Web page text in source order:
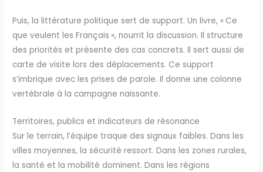
Puis, la littérature politique sert de support. Un livre, « Ce
que veulent les Français », nourrit la discussion. Il structure
des priorités et présente des cas concrets. Il sert aussi de
carte de visite lors des déplacements. Ce support
s’imbrique avec les prises de parole. Il donne une colonne
vertébrale à la campagne naissante.
Territoires, publics et indicateurs de résonance
Sur le terrain, l’équipe traque des signaux faibles. Dans les
villes moyennes, la sécurité ressort. Dans les zones rurales,
la santé et la mobilité dominent. Dans les régions